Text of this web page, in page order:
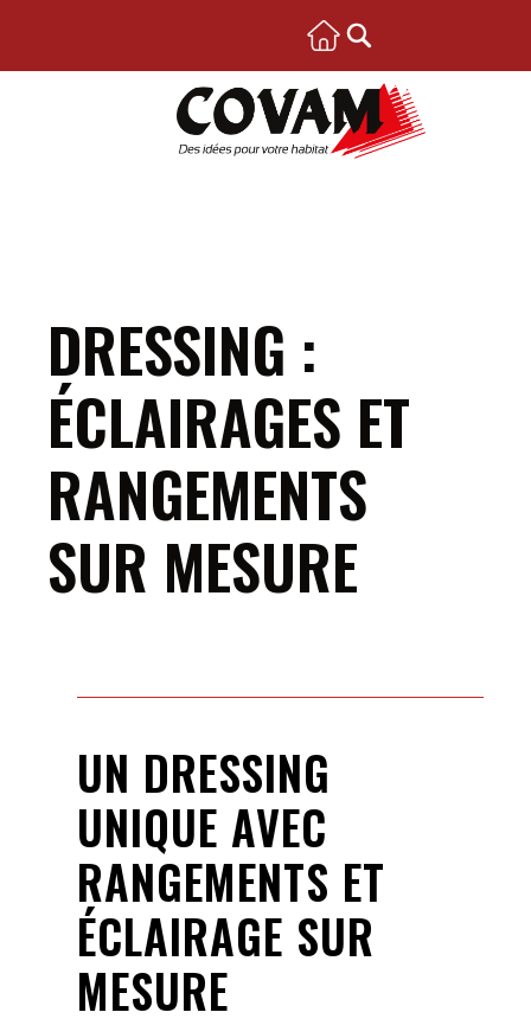
DRESSING :
ÉCLAIRAGES ET
RANGEMENTS
SUR MESURE
UN DRESSING
UNIQUE AVEC
RANGEMENTS ET
ÉCLAIRAGE SUR
MESURE